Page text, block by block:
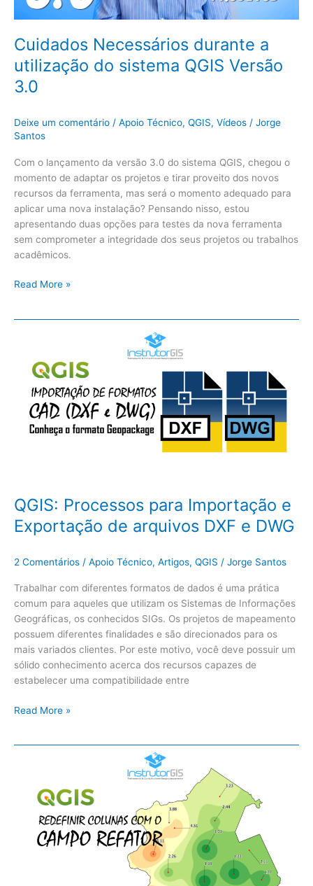
Cuidados Necessários durante a
utilização do sistema QGIS Versão
3.0
Deixe um comentário / Apoio Técnico, QGIS, Vídeos / Jorge
Santos
Com o lançamento da versão 3.0 do sistema QGIS, chegou o
momento de adaptar os projetos e tirar proveito dos novos
recursos da ferramenta, mas será o momento adequado para
aplicar uma nova instalação? Pensando nisso, estou
apresentando duas opções para testes da nova ferramenta
sem comprometer a integridade dos seus projetos ou trabalhos
acadêmicos.
3.0
Read More »
QGIS: Processos para Importação e
Exportação de arquivos DXF e DWG
2 Comentários / Apoio Técnico, Artigos, QGIS / Jorge Santos
Trabalhar com diferentes formatos de dados é uma prática
comum para aqueles que utilizam os Sistemas de Informações
Geográficas, os conhecidos SIGs. Os projetos de mapeamento
possuem diferentes finalidades e são direcionados para os
mais variados clientes. Por este motivo, você deve possuir um
sólido conhecimento acerca dos recursos capazes de
estabelecer uma compatibilidade entre
Importação
Exportação
arquivos
Read More »
Colunas
usando
Campo